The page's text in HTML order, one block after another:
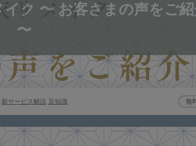
ク 〜 お客さまの声をご
〜
新サービス解説 豆知識 無